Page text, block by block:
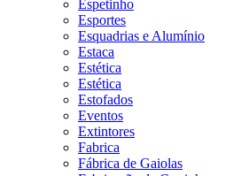
Espetinho
Esportes
Esquadrias e Alumínio
Estaca
Estética
Estética
Estofados
Eventos
Extintores
Fabrica
Fábrica de Gaiolas